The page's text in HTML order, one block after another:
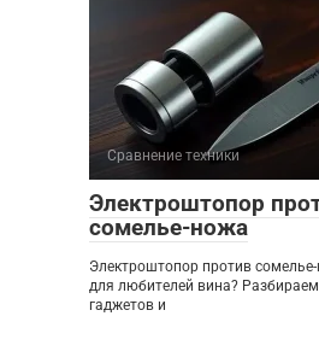
Сравнение техники
Электроштопор
сомелье-ножа
Электроштопор против
для любителей вина?
гаджетов и